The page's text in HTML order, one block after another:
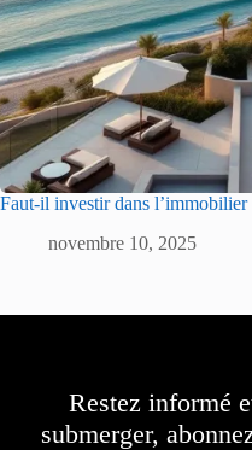
Faut-il investir dans l’immobilier
novembre 10, 2025
Restez informé
submerger,